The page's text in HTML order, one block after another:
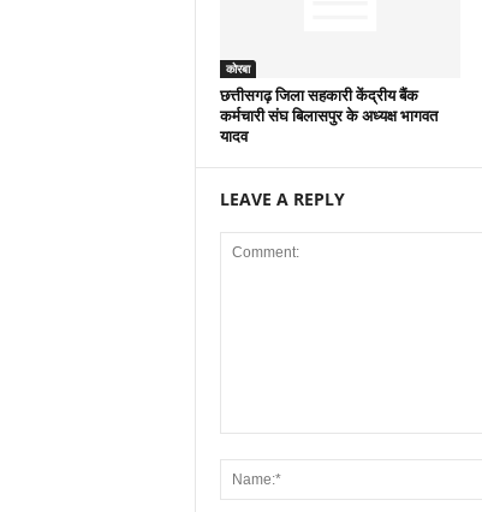
कोरबा
छत्तीसगढ़ जिला सहकारी केंद्रीय बैंक
कर्मचारी संघ बिलासपुर के अध्यक्ष भागवत
यादव
LEAVE A REPLY